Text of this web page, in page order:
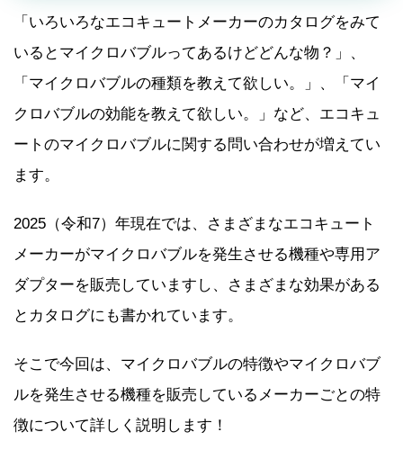
「いろいろなエコキュートメーカーのカタログをみて
いるとマイクロバブルってあるけどどんな物？」、
「マイクロバブルの種類を教えて欲しい。」、「マイ
クロバブルの効能を教えて欲しい。」など、エコキュ
ートのマイクロバブルに関する問い合わせが増えてい
ます。
2025（令和7）年現在では、さまざまなエコキュート
メーカーがマイクロバブルを発生させる機種や専用ア
ダプターを販売していますし、さまざまな効果がある
とカタログにも書かれています。
そこで今回は、マイクロバブルの特徴やマイクロバブ
ルを発生させる機種を販売しているメーカーごとの特
徴について詳しく説明します！